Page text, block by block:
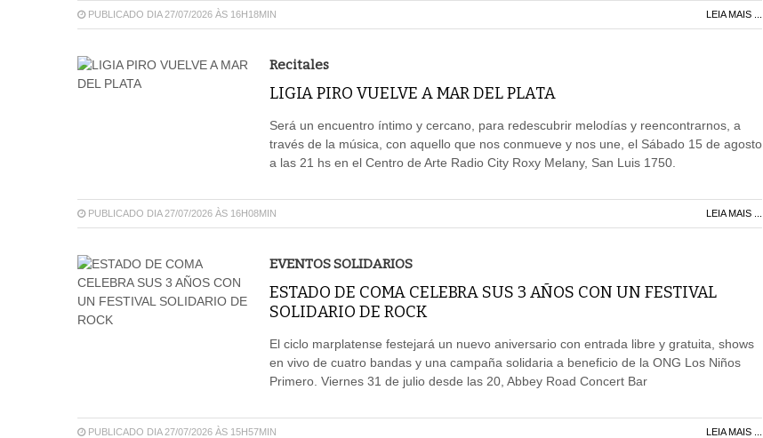
PUBLICADO DIA 27/07/2026 ÀS 16H18MIN LEIA MAIS ...
Recitales
LIGIA PIRO VUELVE A MAR DEL PLATA
Será un encuentro íntimo y cercano, para redescubrir melodías y reencontrarnos, a
través de la música, con aquello que nos conmueve y nos une, el Sábado 15 de agosto
a las 21 hs en el Centro de Arte Radio City Roxy Melany, San Luis 1750.
PUBLICADO DIA 27/07/2026 ÀS 16H08MIN LEIA MAIS ...
EVENTOS SOLIDARIOS
ESTADO DE COMA CELEBRA SUS 3 AÑOS CON UN FESTIVAL
SOLIDARIO DE ROCK
El ciclo marplatense festejará un nuevo aniversario con entrada libre y gratuita, shows
en vivo de cuatro bandas y una campaña solidaria a beneficio de la ONG Los Niños
Primero. Viernes 31 de julio desde las 20, Abbey Road Concert Bar
PUBLICADO DIA 27/07/2026 ÀS 15H57MIN LEIA MAIS ...